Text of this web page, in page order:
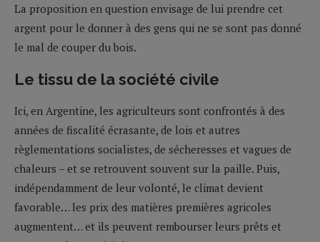
La proposition en question envisage de lui prendre cet
argent pour le donner à des gens qui ne se sont pas donné
le mal de couper du bois.
Le tissu de la société civile
Ici, en Argentine, les agriculteurs sont confrontés à des
années de fiscalité écrasante, de lois et autres
règlementations socialistes, de sécheresses et vagues de
chaleurs – et se retrouvent souvent sur la paille. Puis,
indépendamment de leur volonté, le climat devient
favorable… les prix des matières premières agricoles
augmentent… et ils peuvent rembourser leurs prêts et